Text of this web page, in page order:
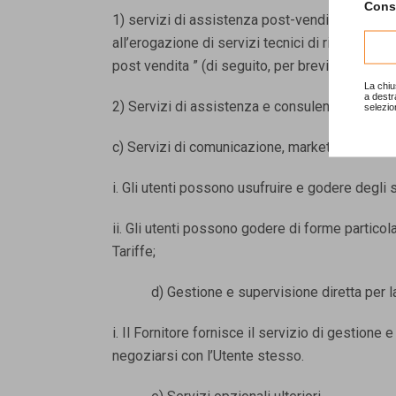
La
a
1) servizi di assistenza post-vendita già
all’erogazione di servizi tecnici di
post vendita ” (di seguito, per brevità, anche
2) Servizi di assistenza e consulenza in caso
c) Servizi di comunicazione, marketing e
i. Gli utenti possono usufruire e godere
ii. Gli utenti possono godere di forme
Tariffe;
d) Gestione e supervisione diretta per la
i. Il Fornitore fornisce il servizio di gestione
negoziarsi con l’Utente stesso.